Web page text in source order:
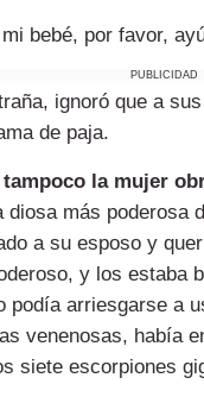
bebé, por favor,
PUBLICIDAD
ignoró que a
de paja.
la mujer
más poderosa
a su esposo y
y los estaba
podía arriesgarse a
venenosas, había
siete escorpiones